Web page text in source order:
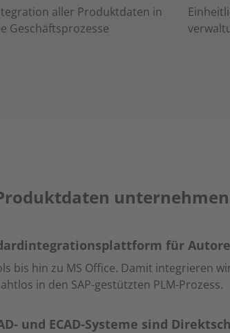
aller Produktdaten in
Geschäftsprozesse
für
bis hin zu MS Office. Damit
in den SAP-gestützten PLM-Prozess.
und ECAD-Systeme sind